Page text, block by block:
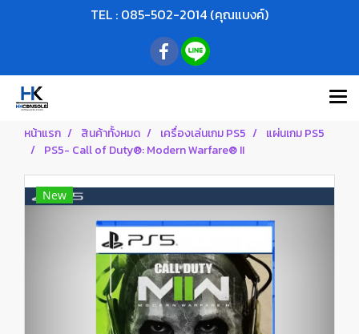
TEL : 085-502-2014 (คุณแบงค์)
หน้าแรก สินค้าทั้งหมด เครื่องเล่นเกม PS5
แผ่นเกม PS5
PS5- Call of Duty®: Modern Warfare® II
New